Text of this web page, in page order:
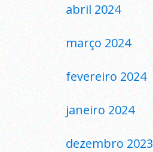
abril 2024
março 2024
fevereiro 2024
janeiro 2024
dezembro 2023